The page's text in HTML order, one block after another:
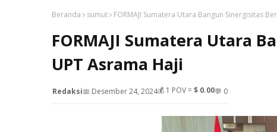
Beranda sumut FORMAJI Sumatera Utara Bangun Sinergisitas
FORMAJI Sumatera Utara
UPT Asrama Haji
Redaksi📅 Desember 24, 2024💰 1 POV = $ 0.00💬 0